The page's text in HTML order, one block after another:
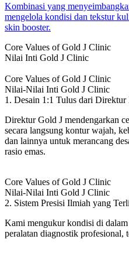
Kombinasi yang
mengelola kondisi dan tekstur
skin booster.
Core Values of Gold J Clinic
Nilai Inti Gold J Clinic
Core Values of Gold J Clinic
Nilai-Nilai Inti Gold J Clinic
1. Desain 1:1 Tulus dari Direktur
Direktur Gold J mendengarkan
secara langsung kontur wajah,
dan lainnya untuk merancang
rasio emas.
Core Values of Gold J Clinic
Nilai-Nilai Inti Gold J Clinic
2. Sistem Presisi Ilmiah yang
Kami mengukur kondisi di
peralatan diagnostik profesional,